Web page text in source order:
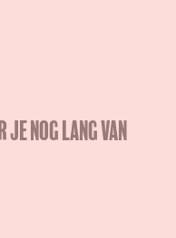
je nog lang van